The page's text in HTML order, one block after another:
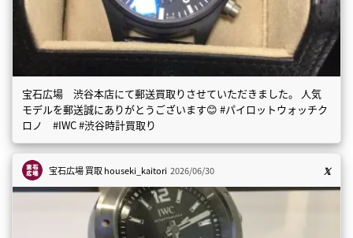
宝石広場 渋谷本店にて郵送買取りさせていただきました。 人気
モデルを郵送誠にありがとうございます😊 #パイロットウォッチク
ロノ #IWC #渋谷時計買取り
宝石広場 買取houseki_kaitori 2026/06/30